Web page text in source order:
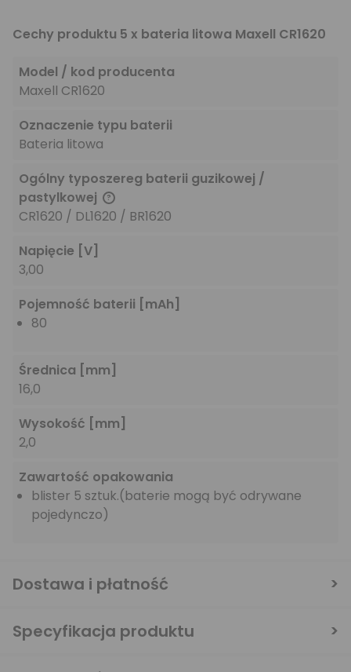
Cechy produktu 5 x bateria litowa Maxell CR1620
Model / kod producenta
Maxell CR1620
Oznaczenie typu baterii
Bateria litowa
Ogólny typoszereg baterii guzikowej /
pastylkowej
CR1620 / DL1620 / BR1620
Napięcie [V]
3,00
Pojemność baterii [mAh]
80
Średnica [mm]
16,0
Wysokość [mm]
2,0
Zawartość opakowania
blister 5 sztuk.(baterie mogą być odrywane
pojedynczo)
Dostawa i płatność
Specyfikacja produktu